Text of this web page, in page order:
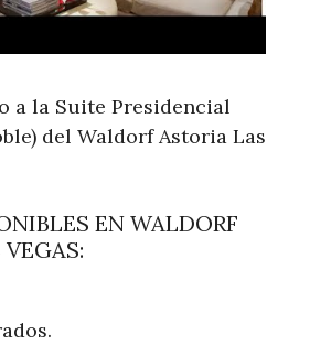
a la Suite Presidencial
del Waldorf Astoria Las
EN WALDORF